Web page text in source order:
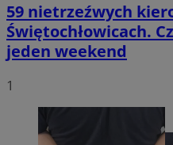
59 nietrzeźwych
Świętochłowicach.
jeden weekend
1